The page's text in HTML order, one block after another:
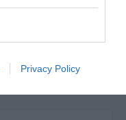
Privacy Policy
23kg
17,50 €
ΑΓΟΡΑ